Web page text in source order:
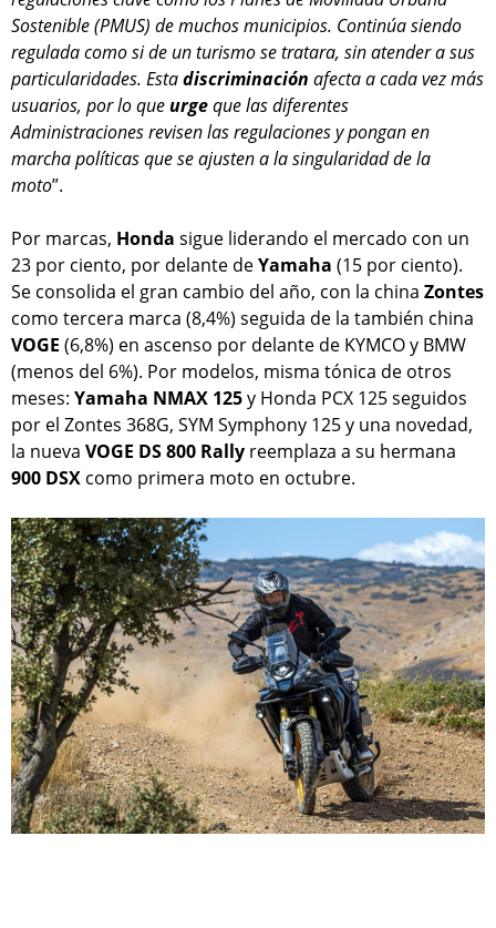
Sostenible (PMUS) de muchos municipios. Continúa siendo
regulada como si de un turismo se tratara, sin atender a sus
particularidades. Estadiscriminación afecta a cada vez más
usuarios, por lo queurgeque las diferentes
Administraciones revisen las regulaciones y pongan en
marcha políticas que se ajusten a la singularidad de la
moto”.
Por marcas, Honda sigue liderando el mercado con un
23 por ciento, por delante deYamaha (15 por ciento).
Se consolida el gran cambio del año, con la china Zontes
como tercera marca (8,4%) seguida de la también china
VOGE (6,8%) en ascenso por delante de KYMCO y BMW
(menos del 6%). Por modelos, misma tónica de otros
meses: Yamaha NMAX 125y Honda PCX 125 seguidos
por el Zontes 368G, SYM Symphony 125 y una novedad,
la nueva VOGE DS 800 Rally reemplaza a su hermana
900 DSX como primera moto en octubre.